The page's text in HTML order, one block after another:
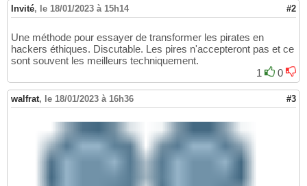
Invité, le 18/01/2023 à 15h14 #2
Une méthode pour essayer de transformer les pirates en
hackers éthiques. Discutable. Les pires n'accepteront pas et ce
sont souvent les meilleurs techniquement.
1
0
walfrat, le 18/01/2023 à 16h36 #3